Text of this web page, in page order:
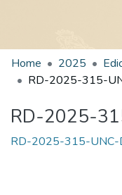
Home 2025
RD-2025-
RD-2025-315-UNC-